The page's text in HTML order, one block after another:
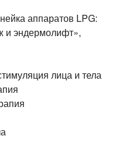
аппаратов LPG:
и эндермолифт»,
лица и тела